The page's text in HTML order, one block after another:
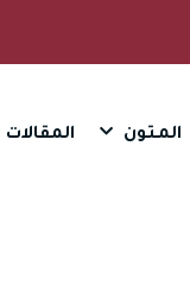
المـتون المقالات